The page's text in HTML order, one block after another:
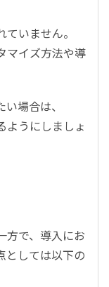
いません。
マイズ方法や導
場合は、
ようにしましょ
方で、導入にお
としては以下の